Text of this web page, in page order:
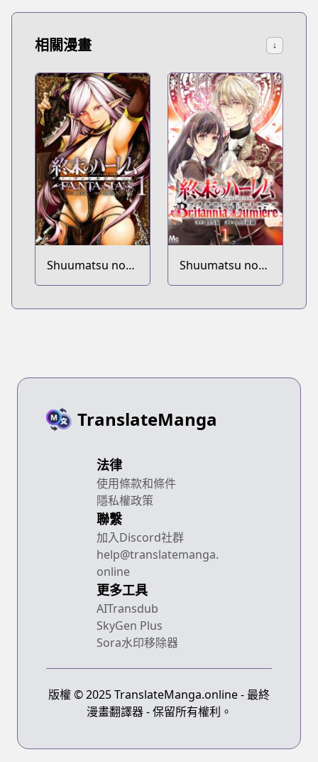
相關漫畫 ↓
Shuumatsu no
Harem: Fantasia
Shuumatsu no
Harem: Britannia
TranslateManga
法律
使用條款和條件
隱私權政策
聯繫
加入Discord社群
help@translatemanga.
online
更多工具
AITransdub
SkyGen Plus
Sora水印移除器
版權 © 2025 TranslateManga.online - 最終
漫畫翻譯器 - 保留所有權利。